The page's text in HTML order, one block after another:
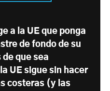
a la UE que ponga
de fondo de su
que sea
UE sigue sin hacer
costeras (y las